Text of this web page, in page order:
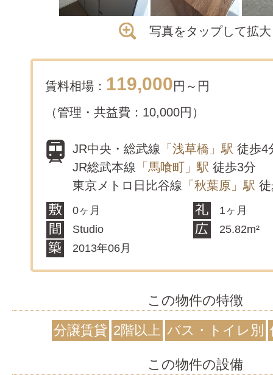
写真をタップして拡大
賃料相場： 119,000円～ 円
（管理・共益費：10,000円）
JR中央・総武線 「浅草橋」駅 徒歩4
JR総武本線 「馬喰町」駅 徒歩3分
東京メトロ日比谷線 「秋葉原」駅
0ヶ月
1ヶ月
Studio
25.82m²
2013年06月
この物件の特徴
分譲賃貸 2階以上 バス・トイレ別
この物件の設備